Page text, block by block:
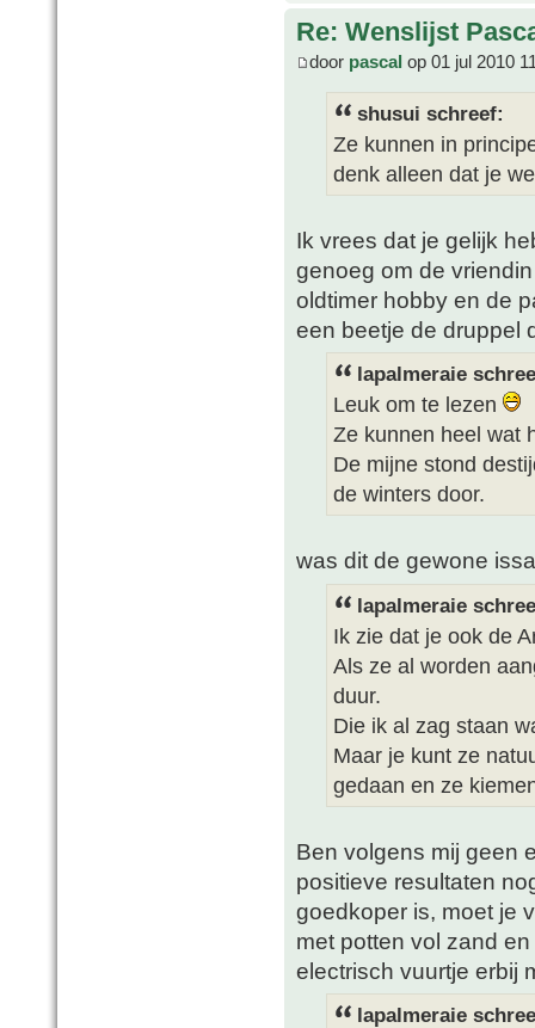
Re: Wenslijst
door pascal op 01 jul 2010
shusui schreef:
Ze kunnen in
denk alleen dat je
Ik vrees dat je gelijk
genoeg om de
oldtimer hobby en de
een beetje de druppel
lapalmeraie
Leuk om te lezen
Ze kunnen heel wat
De mijne stond
de winters door.
was dit de gewone
lapalmeraie
Ik zie dat je ook de
Als ze al worden
duur.
Die ik al zag staan
Maar je kunt ze
gedaan en ze
Ben volgens mij geen
positieve resultaten
goedkoper is, moet je
met potten vol zand
electrisch vuurtje erbij
lapalmeraie